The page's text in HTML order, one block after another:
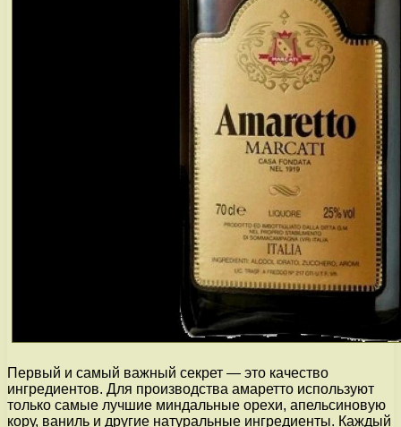
Первый и самый важный секрет — это качество
ингредиентов. Для производства амаретто используют
только самые лучшие миндальные орехи, апельсиновую
кору, ваниль и другие натуральные ингредиенты. Каждый